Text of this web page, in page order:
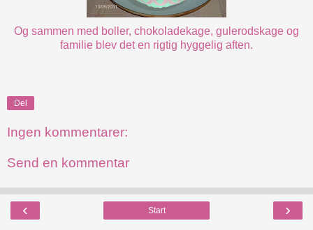
Og sammen med boller, chokoladekage, gulerodskage og
familie blev det en rigtig hyggelig aften.
Del
Ingen kommentarer:
Send en kommentar
‹ ›
Start